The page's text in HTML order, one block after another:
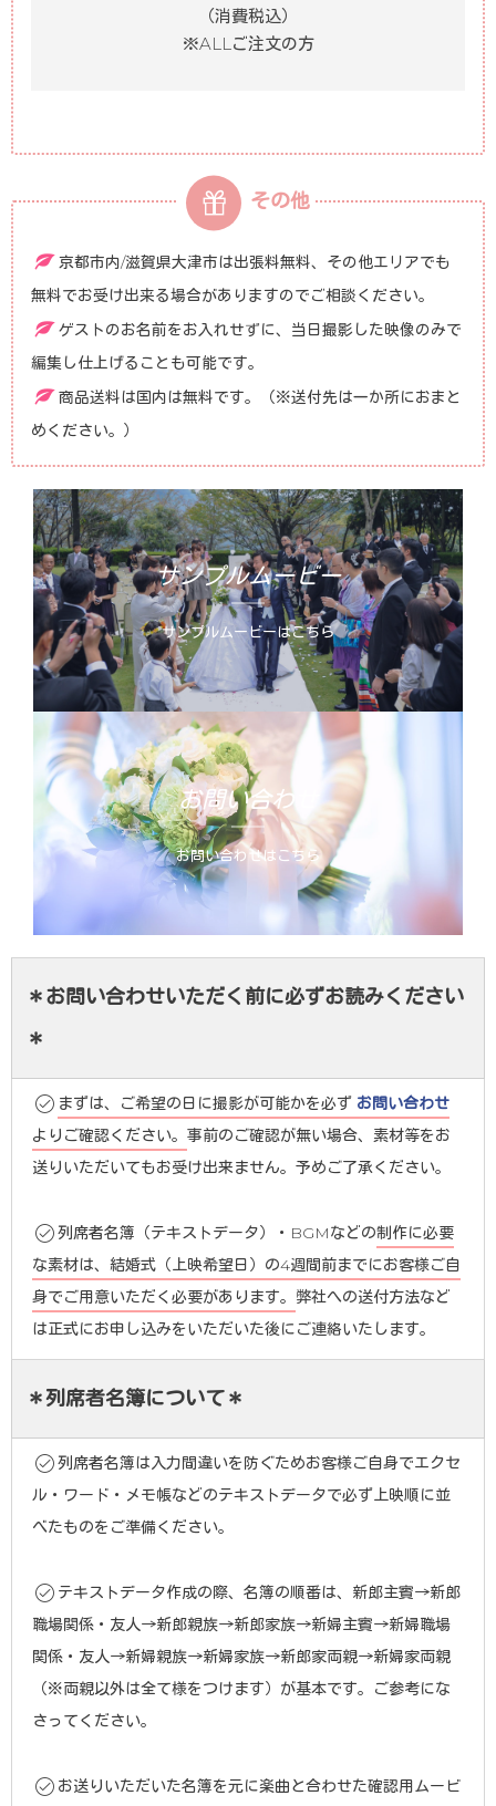
（消費税込）
※ALLご注文の方
その他
京都市内/滋賀県大津市は出張料無料、その他エリアでも
無料でお受け出来る場合がありますのでご相談ください。
ゲストのお名前をお入れせずに、当日撮影した映像のみで
編集し仕上げることも可能です。
商品送料は国内は無料です。（※送付先は一か所におまと
めください。）
サンプルムービー
サンプルムービーはこちら
お問い合わせ
お問い合わせはこちら
＊お問い合わせいただく前に必ずお読みください
＊
まずは、ご希望の日に撮影が可能かを必ず お問い合わせ
よりご確認ください。 事前のご確認が無い場合、素材等をお
送りいただいてもお受け出来ません。予めご了承ください。
列席者名簿（テキストデータ）・BGMなどの制作に必要
な素材は、結婚式（上映希望日）の4週間前までにお客様ご自
身でご用意いただく必要があります。 弊社への送付方法など
は正式にお申し込みをいただいた後にご連絡いたします。
＊列席者名簿について＊
列席者名簿は入力間違いを防ぐためお客様ご自身でエクセ
ル・ワード・メモ帳などのテキストデータで必ず上映順に並
べたものをご準備ください。
テキストデータ作成の際、名簿の順番は、新郎主賓→新郎
職場関係・友人→新郎親族→新郎家族→新婦主賓→新婦職場
関係・友人→新婦親族→新婦家族→新郎家両親→新婦家両親
（※両親以外は全て様をつけます）が基本です。ご参考にな
さってください。
お送りいただいた名簿を元に楽曲と合わせた確認用ムービ